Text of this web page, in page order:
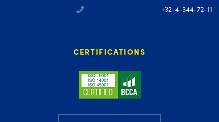
+32-4-344-72-11
CERTIFICATIONS